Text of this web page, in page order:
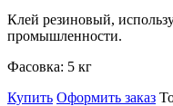
Клей резиновый,
промышленности.
Фасовка: 5 кг
Купить Оформить заказ